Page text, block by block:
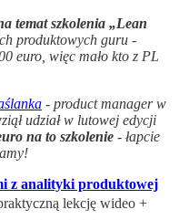
temat szkolenia „Lean
produktowych guru -
euro, więc mało kto z PL
- product manager w
udział w lutowej edycji
na to szkolenie - łapcie
z analityki produktowej
lekcję wideo +